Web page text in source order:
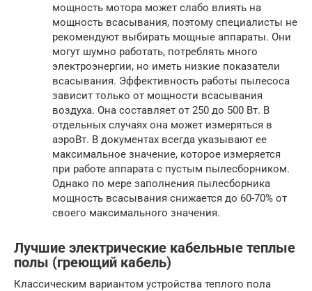
мощность мотора может слабо влиять на
мощность всасывания, поэтому специалисты не
рекомендуют выбирать мощные аппараты. Они
могут шумно работать, потреблять много
электроэнергии, но иметь низкие показатели
всасывания. Эффективность работы пылесоса
зависит только от мощности всасывания
воздуха. Она составляет от 250 до 500 Вт. В
отдельных случаях она может измеряться в
аэроВт. В документах всегда указывают ее
максимальное значение, которое измеряется
при работе аппарата с пустым пылесборником.
Однако по мере заполнения пылесборника
мощность всасывания снижается до 60-70% от
своего максимального значения.
Лучшие электрические кабельные теплые
полы (греющий кабель)
Классическим вариантом устройства теплого пола